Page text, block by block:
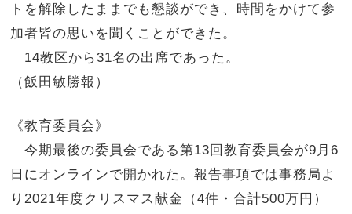
トを解除したままでも懇談ができ、時間をかけて参
加者皆の思いを聞くことができた。
14教区から31名の出席であった。
（飯田敏勝報）
《教育委員会》
今期最後の委員会である第13回教育委員会が9月6
日にオンラインで開かれた。報告事項では事務局よ
り2021年度クリスマス献金（4件・合計500万円）